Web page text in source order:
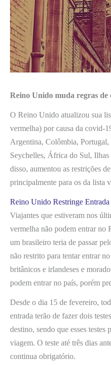
Reino Unido muda regras de
O Reino Unido atualizou sua
vermelha) por causa da covid-
Argentina, Colômbia, Portugal,
Seychelles, África do Sul,
disso, aumentou as restrições
principalmente para os da lista
Reino Unido Restringe Entrada
Viajantes que estiveram nos
vermelha não podem entrar no
um brasileiro teria de passar
não restrito para tentar entrar
britânicos e irlandeses e
podem entrar no país, porém
Desde o dia 15 de fevereiro,
entrada terão de fazer dois
destino, sendo que esses testes
viagem. O teste até três dias
continua obrigatório.